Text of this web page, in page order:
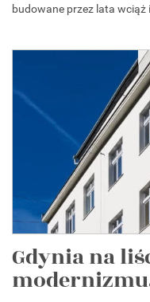
budowane przez lata
Gdynia na